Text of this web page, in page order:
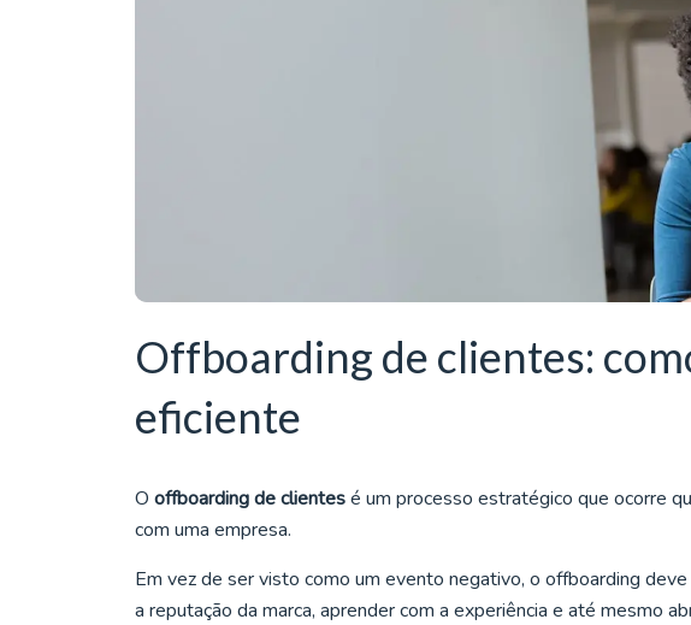
Offboarding de clientes:
eficiente
O offboarding de clientesé um processo estratégico que ocorre
com uma empresa.
Em vez de ser visto como um evento negativo, o offboarding
a reputação da marca, aprender com a experiência e até mesmo